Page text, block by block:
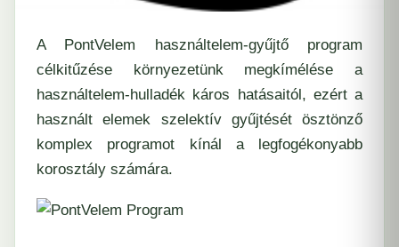
A PontVelem használtelem-gyűjtő program
célkitűzése környezetünk megkímélése a
használtelem-hulladék káros hatásaitól, ezért a
használt elemek szelektív gyűjtését ösztönző
komplex programot kínál a legfogékonyabb
korosztály számára.